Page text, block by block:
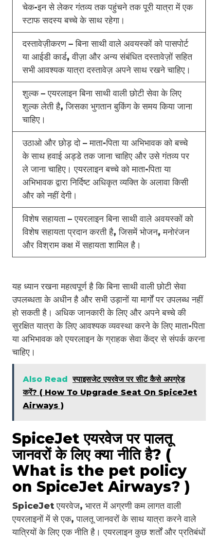
चेक-इन से लेकर गंतव्य तक पहुंचने तक पूरी यात्रा में एक
स्टाफ सदस्य बच्चे के साथ रहेगा।
दस्तावेज़ीकरण – बिना साथी वाले अवयस्कों को पासपोर्ट
या आईडी कार्ड, वीज़ा और अन्य संबंधित दस्तावेज़ों सहित
सभी आवश्यक यात्रा दस्तावेज़ अपने साथ रखने चाहिए।
शुल्क – एयरलाइन बिना साथी वाली छोटी सेवा के लिए
शुल्क लेती है, जिसका भुगतान बुकिंग के समय किया जाना
चाहिए।
उठाओ और छोड़ दो – माता-पिता या अभिभावक को बच्चे
के साथ हवाई अड्डे तक जाना चाहिए और उसे गंतव्य पर
ले जाना चाहिए। एयरलाइन बच्चे को माता-पिता या
अभिभावक द्वारा निर्दिष्ट अधिकृत व्यक्ति के अलावा किसी
और को नहीं देगी।
विशेष सहायता – एयरलाइन बिना साथी वाले अवयस्कों को
विशेष सहायता प्रदान करती है, जिसमें भोजन, मनोरंजन
और विश्राम कक्ष में सहायता शामिल है।
यह ध्यान रखना महत्वपूर्ण है कि बिना साथी वाली छोटी सेवा
उपलब्धता के अधीन है और सभी उड़ानों या मार्गों पर उपलब्ध नहीं
हो सकती है। अधिक जानकारी के लिए और अपने बच्चे की
सुरक्षित यात्रा के लिए आवश्यक व्यवस्था करने के लिए माता-पिता
या अभिभावक को एयरलाइन के ग्राहक सेवा केंद्र से संपर्क करना
चाहिए।
Also Read स्पाइसजेट एयरवेज पर सीट कैसे अपग्रेड
करें? ( How To Upgrade Seat On SpiceJet
Airways )
SpiceJet एयरवेज पर पालतू
जानवरों के लिए क्या नीति है? (
What is the pet policy
on SpiceJet Airways? )
SpiceJet एयरवेज, भारत में अग्रणी कम लागत वाली
एयरलाइनों में से एक, पालतू जानवरों के साथ यात्रा करने वाले
यात्रियों के लिए एक नीति है। एयरलाइन कुछ शर्तों और प्रतिबंधों